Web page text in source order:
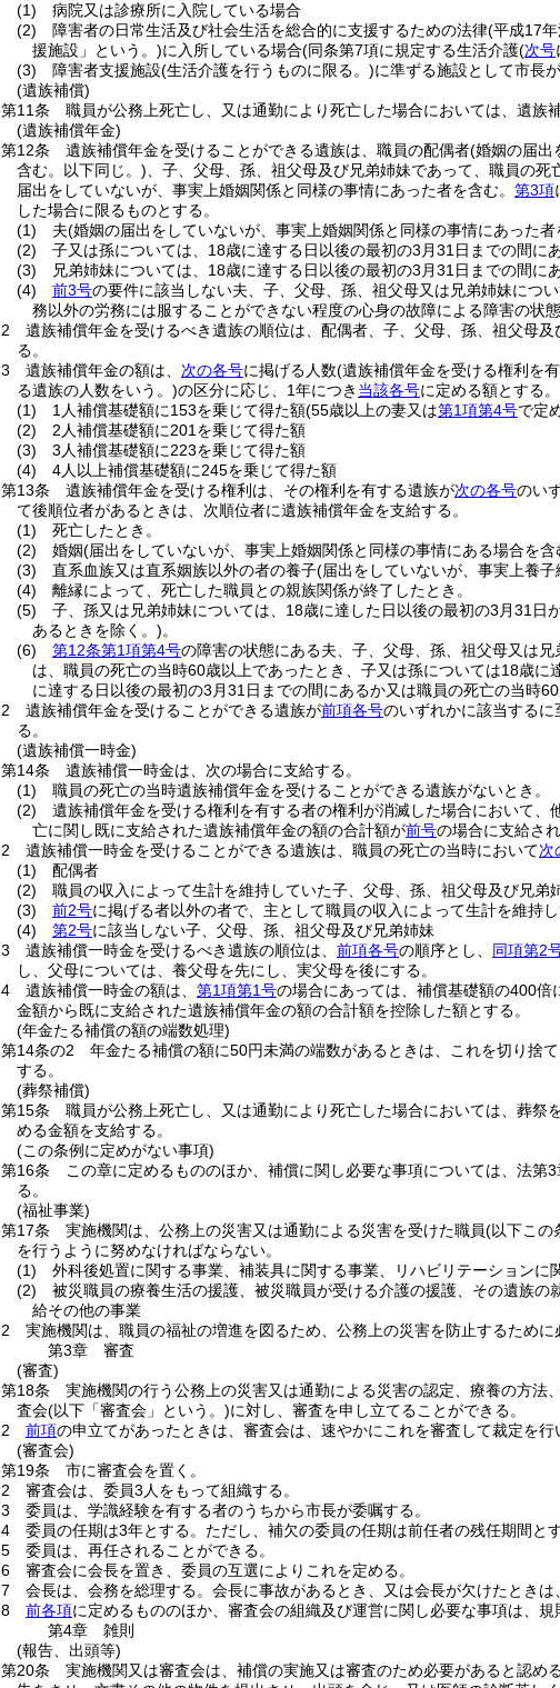
(1)
病院又は診療所に入院している場合
(2)
障害者の日常生活及び社会生活を総合的に支援するための法律(平成17
援施設」という。)に入所している場合(同条第7項に規定する生活介護(次号
(3)
障害者支援施設(生活介護を行うものに限る。)に準ずる施設として市長
(遺族補償)
第11条
職員が公務上死亡し、又は通勤により死亡した場合においては、遺族
(遺族補償年金)
第12条
遺族補償年金を受けることができる遺族は、職員の配偶者(婚姻の届出
含む。以下同じ。) 、子、父母、孫、祖父母及び兄弟姉妹であって、職員の
届出をしていないが、事実上婚姻関係と同様の事情にあった者を含む。 第3項
した場合に限るものとする。
(1)
夫(婚姻の届出をしていないが、事実上婚姻関係と同様の事情にあった
(2)
子又は孫については、18歳に達する日以後の最初の3月31日までの間にあ
(3)
兄弟姉妹については、18歳に達する日以後の最初の3月31日までの間に
(4)
前3号の要件に該当しない夫、子、父母、孫、祖父母又は兄弟姉妹につい
務以外の労務には服することができない程度の心身の故障による障害の状態
2
遺族補償年金を受けるべき遺族の順位は、配偶者、子、父母、孫、祖父母
る。
3
遺族補償年金の額は、 次の各号に掲げる人数(遺族補償年金を受ける権利を
る遺族の人数をいう。)の区分に応じ、1年につき 当該各号に定める額とする。
(1)
1人補償基礎額に153を乗じて得た額(55歳以上の妻又は第1項第4号で定
(2)
2人補償基礎額に201を乗じて得た額
(3)
3人補償基礎額に223を乗じて得た額
(4)
4人以上補償基礎額に245を乗じて得た額
第13条
遺族補償年金を受ける権利は、その権利を有する遺族が次の各号のい
て後順位者があるときは、次順位者に遺族補償年金を支給する。
(1)
死亡したとき。
(2)
婚姻(届出をしていないが、事実上婚姻関係と同様の事情にある場合を含
(3)
直系血族又は直系姻族以外の者の養子(届出をしていないが、事実上養
(4)
離縁によって、死亡した職員との親族関係が終了したとき。
(5)
子、孫又は兄弟姉妹については、18歳に達した日以後の最初の3月31日
あるときを除く。)。
(6)
第12条第1項第4号の障害の状態にある夫、子、父母、孫、祖父母又は
は、職員の死亡の当時60歳以上であったとき、子又は孫については18歳
に達する日以後の最初の3月31日までの間にあるか又は職員の死亡の当時
2
遺族補償年金を受けることができる遺族が前項各号のいずれかに該当する
る。
(遺族補償一時金)
第14条
遺族補償一時金は、次の場合に支給する。
(1)
職員の死亡の当時遺族補償年金を受けることができる遺族がないとき。
(2)
遺族補償年金を受ける権利を有する者の権利が消滅した場合において
亡に関し既に支給された遺族補償年金の額の合計額が前号の場合に支給さ
2
遺族補償一時金を受けることができる遺族は、職員の死亡の当時において次
(1)
配偶者
(2)
職員の収入によって生計を維持していた子、父母、孫、祖父母及び兄弟
(3)
前2号に掲げる者以外の者で、主として職員の収入によって生計を維持
(4)
第2号に該当しない子、父母、孫、祖父母及び兄弟姉妹
3
遺族補償一時金を受けるべき遺族の順位は、 前項各号の順序とし、 同項第2
し、父母については、養父母を先にし、実父母を後にする。
4
遺族補償一時金の額は、 第1項第1号の場合にあっては、補償基礎額の400倍
金額から既に支給された遺族補償年金の額の合計額を控除した額とする。
(年金たる補償の額の端数処理)
第14条の2
年金たる補償の額に50円未満の端数があるときは、これを切り捨
する。
(葬祭補償)
第15条
職員が公務上死亡し、又は通勤により死亡した場合においては、葬
める金額を支給する。
(この条例に定めがない事項)
第16条
この章に定めるもののほか、補償に関し必要な事項については、法第3
る。
(福祉事業)
第17条
実施機関は、公務上の災害又は通勤による災害を受けた職員(以下この
を行うように努めなければならない。
(1)
外科後処置に関する事業、補装具に関する事業、リハビリテーション
(2)
被災職員の療養生活の援護、被災職員が受ける介護の援護、その遺族
給その他の事業
2
実施機関は、職員の福祉の増進を図るため、公務上の災害を防止するために
第3章
審査
(審査)
第18条
実施機関の行う公務上の災害又は通勤による災害の認定、療養の方
査会(以下「審査会」という。)に対し、審査を申し立てることができる。
2
前項の申立てがあったときは、審査会は、速やかにこれを審査して裁定を
(審査会)
第19条
市に審査会を置く。
2
審査会は、委員3人をもって組織する。
3
委員は、学識経験を有する者のうちから市長が委嘱する。
4
委員の任期は3年とする。 ただし、補欠の委員の任期は前任者の残任期間とす
5
委員は、再任されることができる。
6
審査会に会長を置き、委員の互選によりこれを定める。
7
会長は、会務を総理する。 会長に事故があるとき、又は会長が欠けたとき
8
前各項に定めるもののほか、審査会の組織及び運営に関し必要な事項は、規
第4章
雑則
(報告、出頭等)
第20条
実施機関又は審査会は、補償の実施又は審査のため必要があると認